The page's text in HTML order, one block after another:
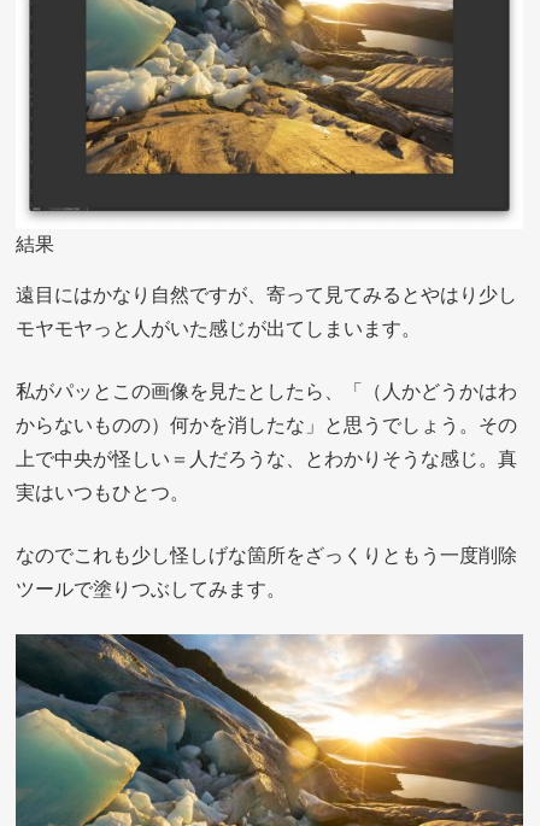
結果
遠目にはかなり自然ですが、寄って見てみるとやはり少し
モヤモヤっと人がいた感じが出てしまいます。
私がパッとこの画像を見たとしたら、「（人かどうかはわ
からないものの）何かを消したな」と思うでしょう。その
上で中央が怪しい＝人だろうな、とわかりそうな感じ。真
実はいつもひとつ。
なのでこれも少し怪しげな箇所をざっくりともう一度削除
ツールで塗りつぶしてみます。